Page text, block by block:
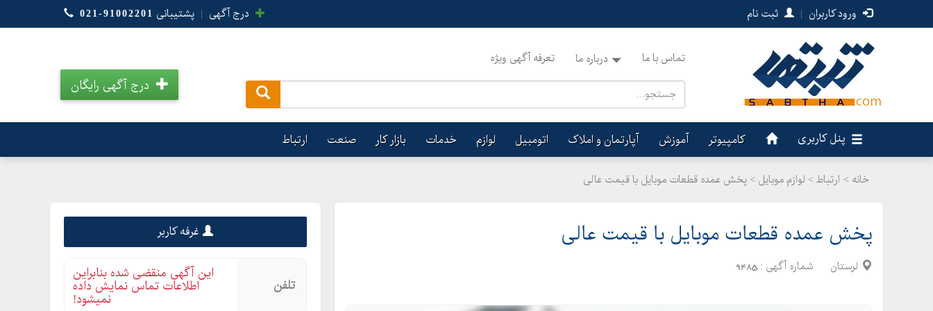
ورود کاربران | ثبت نام درج آگهی | پشتیبانی 021-91002201
تماس با ما درباره ما تعرفه آگهی ویژه
درج آگهی رایگان
پنل کاربری کامپیوتر آموزش آپارتمان و املاک اتومبیل لوازم خدمات بازار کار صنعت ارتباط
خانه > ارتباط > لوازم موبایل > پخش عمده قطعات موبایل با قیمت عالی
پخش عمده قطعات موبایل با قیمت عالی
لرستان شماره آگهی : 9485
غرفه کاربر
تلفن
این آگهی منقضی شده بنابراین
اطلاعات تماس نمایش داده
نمیشود!